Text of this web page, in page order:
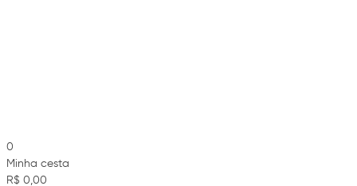
0
Minha cesta
R$ 0,00